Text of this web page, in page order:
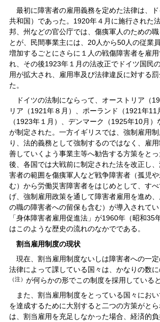
最初に障害者の雇用義務を定めた法律は、
共和国）であった。1920年４月に施行された
邦、州などの官公庁では、傷痍軍人のための
とが、民間事業主には、20人から50人の従業
増加するごとにさらに１人の戦傷障害者を雇
れ、その後1923年１月の法改正でドイツ国民
用が拡大され、雇用率及び法律違反に対する
た。
ドイツの法制にならって、オーストリア（
リア（1921年８月）、ポーランド（1921年11
（1923年１月）、デンマーク（1925年10月
が制定された。一方イギリスでは、強制雇用
り、法的義務として強制するのではなく、雇
善していくよう事業主等へ勧告する方策をと
後、各国では大戦前に制定された法を改正し
害者の範囲を傷痍軍人など戦争障害者（孤児
む）から労働災害障害者をはじめとして、す
げ、強制雇用政策を通して障害者雇用を進め
の職の障害者への留保も含む）が導入されて
「身体障害者雇用促進法」が1960年（昭和35
はこのような歴史の流れのなかでである。
割当雇用制度の現状
現在、割当雇用制度ないしは障害者への一
法律によって課している国々は、かなりの数
（注） が何らかの形でこの制度を採用している
また、割当雇用制度をとっている国々におい
を達成するために大別すると二つの方策がと
は、割当雇用を充足しなかった場合、経済的